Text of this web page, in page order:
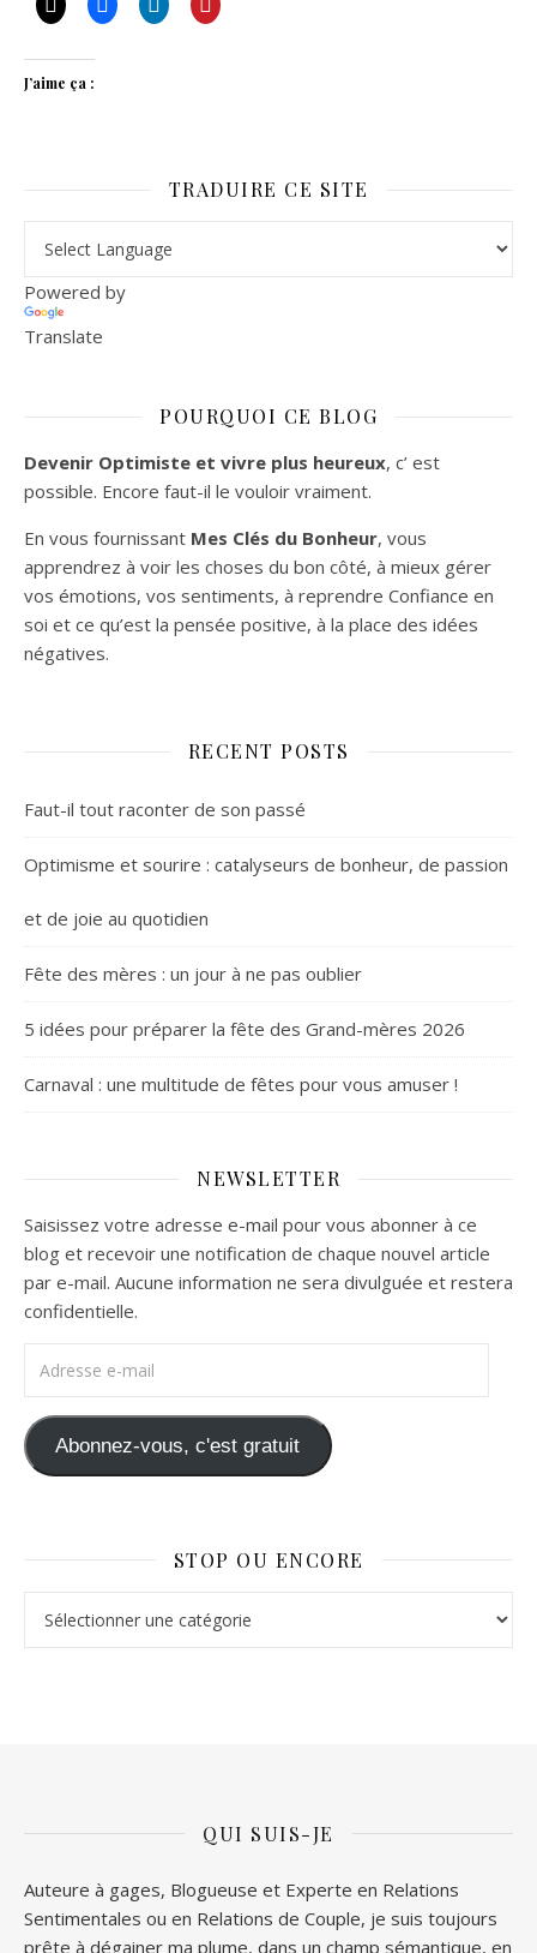
J’aime ça :
TRADUIRE CE SITE
Powered by
Translate
POURQUOI CE BLOG
Devenir Optimiste et vivre plus heureux, c’ est
possible. Encore faut-il le vouloir vraiment.
En vous fournissant Mes Clés du Bonheur, vous
apprendrez à voir les choses du bon côté, à mieux gérer
vos émotions, vos sentiments, à reprendre Confiance en
soi et ce qu’est la pensée positive, à la place des idées
négatives.
RECENT POSTS
Faut-il tout raconter de son passé
Optimisme et sourire : catalyseurs de bonheur, de passion
et de joie au quotidien
Fête des mères : un jour à ne pas oublier
5 idées pour préparer la fête des Grand-mères 2026
Carnaval : une multitude de fêtes pour vous amuser !
NEWSLETTER
Saisissez votre adresse e-mail pour vous abonner à ce
blog et recevoir une notification de chaque nouvel article
par e-mail. Aucune information ne sera divulguée et restera
confidentielle.
Abonnez-vous, c'est gratuit
STOP OU ENCORE
QUI SUIS-JE
Auteure à gages, Blogueuse et Experte en Relations
Sentimentales ou en Relations de Couple, je suis toujours
prête à dégainer ma plume, dans un champ sémantique, en